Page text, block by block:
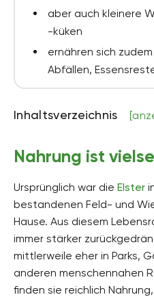
aber auch kleinere
-küken
ernähren sich
Abfällen,
Inhaltsverzeichnis
Nahrung ist
Ursprünglich war die Elster
bestandenen Feld- und
Hause. Aus diesem
immer stärker
mittlerweile eher in Parks,
anderen menschennahen
finden sie reichlich